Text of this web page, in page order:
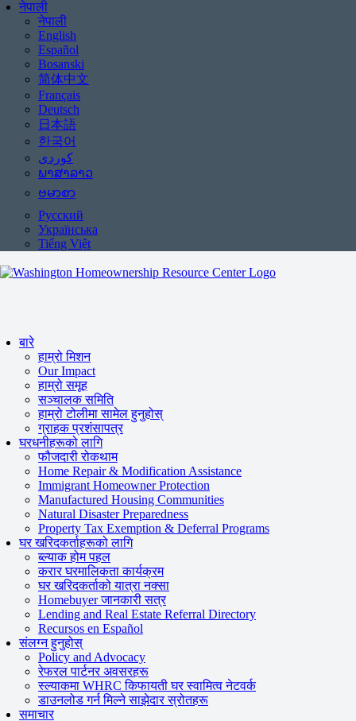
नेपाली
नेपाली
English
Español
Bosanski
简体中文
Français
Deutsch
日本語
한국어
ພາສາລາວ
ဗမာစာ
Русский
Українська
Tiếng Việt
बारे
हाम्रो मिशन
Our Impact
हाम्रो समूह
सञ्चालक समिति
हाम्रो टोलीमा सामेल हुनुहोस्
ग्राहक प्रशंसापत्र
घरधनीहरूको लागि
फौजदारी रोकथाम
Home Repair & Modification Assistance
Immigrant Homeowner Protection
Manufactured Housing Communities
Natural Disaster Preparedness
Property Tax Exemption & Deferral Programs
घर खरिदकर्ताहरूको लागि
ब्ल्याक होम पहल
करार घरमालिकता कार्यक्रम
घर खरिदकर्ताको यात्रा नक्सा
Homebuyer जानकारी सत्र
Lending and Real Estate Referral Directory
Recursos en Español
संलग्न हुनुहोस्
Policy and Advocacy
रेफरल पार्टनर अवसरहरू
स्ल्याकमा WHRC किफायती घर स्वामित्व नेटवर्क
डाउनलोड गर्न मिल्ने साझेदार स्रोतहरू
समाचार